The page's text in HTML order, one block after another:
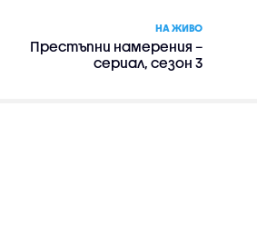
НА ЖИВО
Престъпни намерения –
сериал, сезон 3